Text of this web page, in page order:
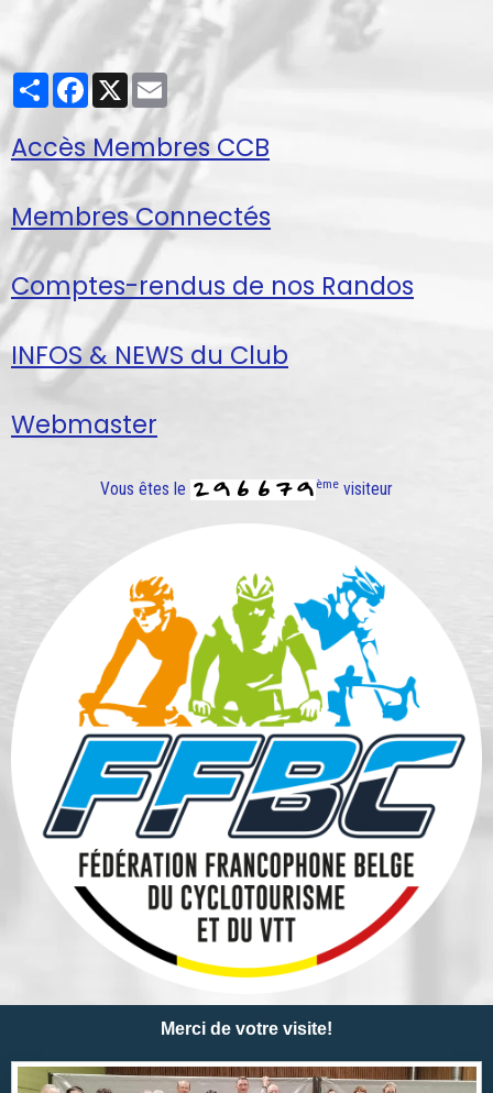
PartagerFacebook
X Email
Accès Membres CCB
Membres Connectés
Comptes-rendus de nos Randos
INFOS & NEWS du Club
Webmaster
Vous êtes le ème visiteur
Merci de votre visite!